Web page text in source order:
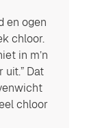
en ogen
chloor.
in m’n
uit.” Dat
chloor